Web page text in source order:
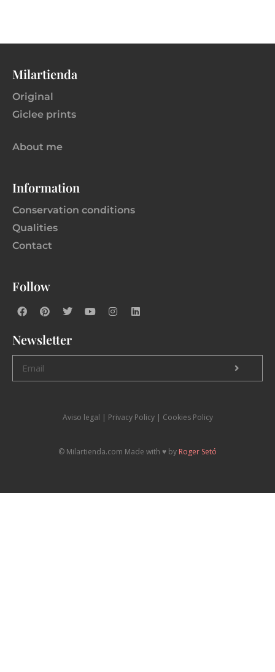
Milartienda
Original
Giclee prints
About me
Information
Conservation conditions
Qualities
Contact
Follow
Newsletter
Aviso legal | Privacy Policy | Cookies Policy
© Milartienda.com Made with ♥️ by Roger Setó